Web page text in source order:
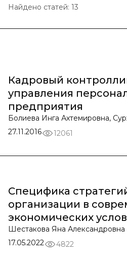
Найдено статей: 13
Кадровый
управления
предприятия
Болиева Инга Ахтемировна,
27.11.2016
12061
Специфика
организации в
экономических
Шестакова Яна Александровна
17.05.2022
4822